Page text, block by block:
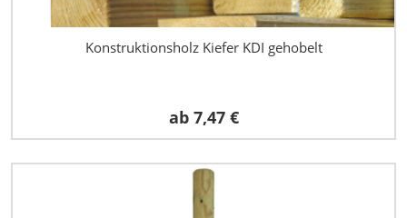
Konstruktionsholz Kiefer KDI gehobelt
ab 7,47 €